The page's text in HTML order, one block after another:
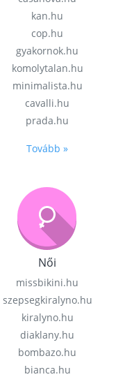
kan.hu
cop.hu
gyakornok.hu
komolytalan.hu
minimalista.hu
cavalli.hu
prada.hu
Tovább »
Női
missbikini.hu
szepsegkiralyno.hu
kiralyno.hu
diaklany.hu
bombazo.hu
bianca.hu